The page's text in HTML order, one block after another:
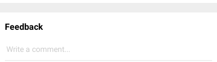
Feedback
Write a comment...